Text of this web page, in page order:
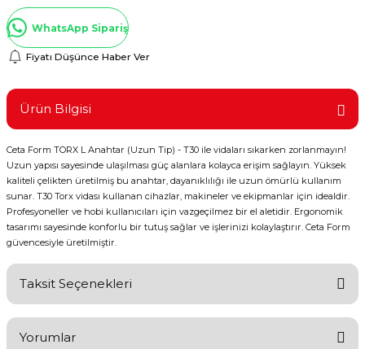
Aletleri
WhatsApp Sipariş
Fiyatı Düşünce Haber Ver
Ürün Bilgisi
Ceta Form TORX L Anahtar (Uzun Tip) - T30 ile vidaları sıkarken zorlanmayın!
Uzun yapısı sayesinde ulaşılması güç alanlara kolayca erişim sağlayın. Yüksek
kaliteli çelikten üretilmiş bu anahtar, dayanıklılığı ile uzun ömürlü kullanım
sunar. T30 Torx vidası kullanan cihazlar, makineler ve ekipmanlar için idealdir.
Profesyoneller ve hobi kullanıcıları için vazgeçilmez bir el aletidir. Ergonomik
tasarımı sayesinde konforlu bir tutuş sağlar ve işlerinizi kolaylaştırır. Ceta Form
güvencesiyle üretilmiştir.
Taksit Seçenekleri
Yorumlar